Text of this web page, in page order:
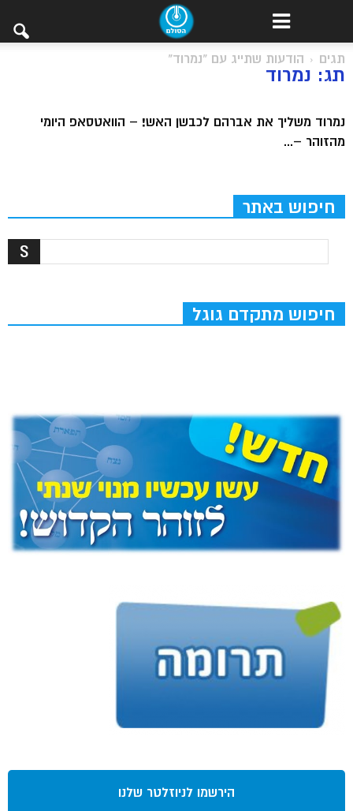
תגים הודעות שתייג עם "נמרוד"
תג: נמרוד
נמרוד משליך את אברהם לכבשן האש! – הוואטסאפ היומי
מהזוהר –...
חיפוש באתר
חיפוש מתקדם גוגל
הירשמו לניוזלטר שלנו